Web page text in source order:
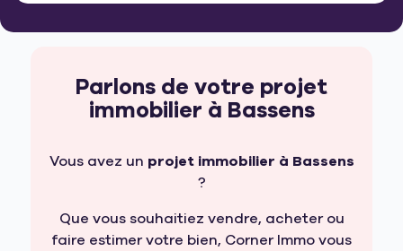
Parlons de votre projet
immobilier à Bassens
Vous avez un projet immobilier à Bassens
?
Que vous souhaitiez vendre, acheter ou
faire estimer votre bien, Corner Immo vous